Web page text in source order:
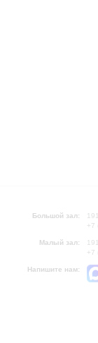
Большой зал:
+7
Малый зал:
+7
Напишите нам: